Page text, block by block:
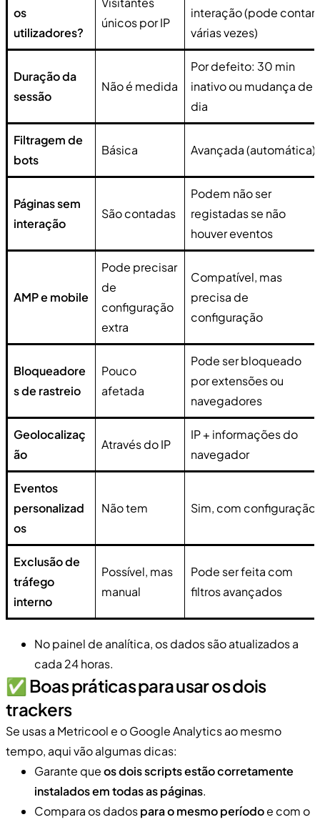
os
utilizadores?
únicos por IP
interação (pode contar
várias vezes)
Duração da
sessão
Não é medida
Por defeito: 30 min
inativo ou mudança de
dia
Filtragem de
bots
Básica Avançada (automática)
Páginas sem
interação
São contadas
Podem não ser
registadas se não
houver eventos
AMP e mobile
Pode precisar
de
configuração
extra
Compatível, mas
precisa de
configuração
Bloqueadore
s de rastreio
Pouco
afetada
Pode ser bloqueado
por extensões ou
navegadores
Geolocalizaç
ão
Através do IP
IP + informações do
navegador
Eventos
personalizad
os
Não tem Sim, com configuração
Exclusão de
tráfego
interno
Possível, mas
manual
Pode ser feita com
filtros avançados
No painel de analítica, os dados são atualizados a
cada 24 horas.
✅ Boas práticas para usar os dois
trackers
Se usas a Metricool e o Google Analytics ao mesmo
tempo, aqui vão algumas dicas:
Garante queos dois scripts estão corretamente
instalados em todas as páginas.
Compara os dadospara o mesmo períodoe com o